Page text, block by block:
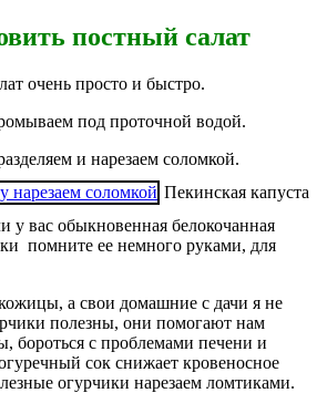
постный салат
очень просто и быстро.
под проточной водой.
и нарезаем соломкой.
Пекинская капуста
у вас обыкновенная белокочанная
помните ее немного руками, для
а свои домашние с дачи я не
полезны, они помогают нам
бороться с проблемами печени и
сок снижает кровеносное
огурчики нарезаем ломтиками.